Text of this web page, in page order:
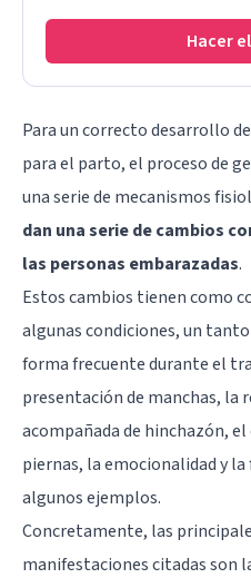
Hacer
Para un correcto desarrollo
para el parto, el proceso de
una serie de mecanismos
dan una serie de cambios
las personas embarazadas.
Estos cambios tienen como
algunas condiciones, un
forma frecuente durante el
presentación de manchas, la
acompañada de hinchazón,
piernas, la emocionalidad y
algunos ejemplos.
Concretamente, las
manifestaciones citadas son